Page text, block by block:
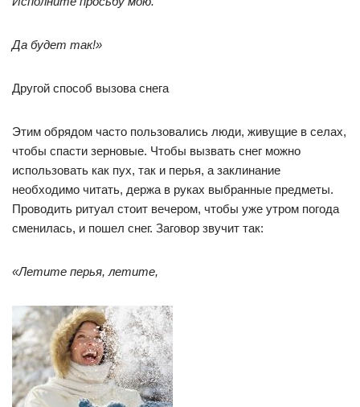
Да будет так!»
Другой способ вызова снега
Этим обрядом часто пользовались люди, живущие в селах,
чтобы спасти зерновые. Чтобы вызвать снег можно
использовать как пух, так и перья, а заклинание
необходимо читать, держа в руках выбранные предметы.
Проводить ритуал стоит вечером, чтобы уже утром погода
сменилась, и пошел снег. Заговор звучит так:
«Летите перья, летите,